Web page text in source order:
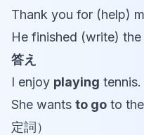
Thank you for (help)
He finished (write) the
答え
I enjoy playing tennis.
She wants to go to
定詞）